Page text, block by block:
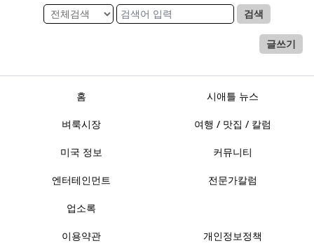
검색
글쓰기
홈 시애틀 뉴스
벼룩시장 여행 / 맛집 / 칼럼
미국 정보 커뮤니티
엔터테인먼트 전문가칼럼
업소록
이용약관 개인정보정책